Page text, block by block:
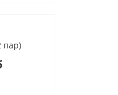
пар)